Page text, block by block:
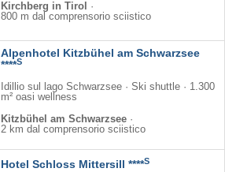
Kirchberg in Tirol
·
800 m dal comprensorio sciistico
Alpenhotel Kitzbühel am Schwarzsee
****S
Idillio sul lago Schwarzsee · Ski shuttle · 1.300
m² oasi wellness
Kitzbühel am Schwarzsee ·
2 km dal comprensorio sciistico
Hotel Schloss Mittersill ****S